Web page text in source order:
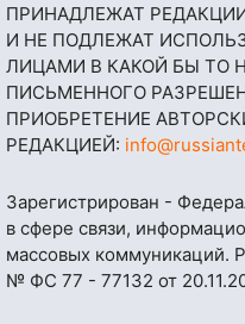
ПРИНАДЛЕЖАТ
И НЕ ПОДЛЕЖАТ
ЛИЦАМИ В КАКОЙ БЫ ТО
ПИСЬМЕННОГО
ПРИОБРЕТЕНИЕ
РЕДАКЦИЕЙ:
Зарегистрирован -
в сфере связи,
массовых коммуникаций.
№ ФС 77 - 77132 от